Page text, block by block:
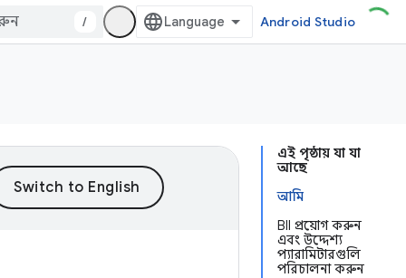
/ Android Studio
এই পৃষ্ঠায় যা যা
আছে
আমি
BII প্রয়োগ করুন
এবং উদ্দেশ্য
প্যারামিটারগুলি
পরিচালনা করুন